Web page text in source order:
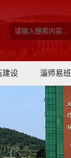
建设 淄师易班